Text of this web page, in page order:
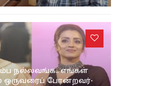
நல்லவங்க.. எங்கள்
ஒருவரைப் போன்றவர்-